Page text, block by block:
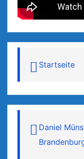
Startseite
Daniel